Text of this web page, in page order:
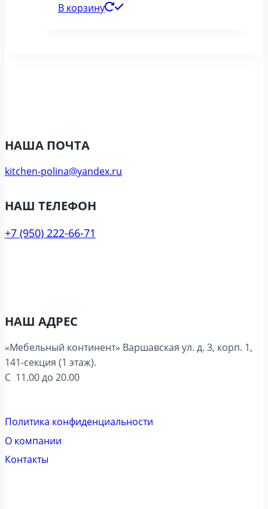
В корзину
НАША ПОЧТА
kitchen-polina@yandex.ru
НАШ ТЕЛЕФОН
+7 (950) 222-66-71
НАШ АДРЕС
«Мебельный континент» Варшавская ул. д. 3, корп. 1,
141-секция (1 этаж).
С 11.00 до 20.00
Политика конфиденциальности
О компании
Контакты